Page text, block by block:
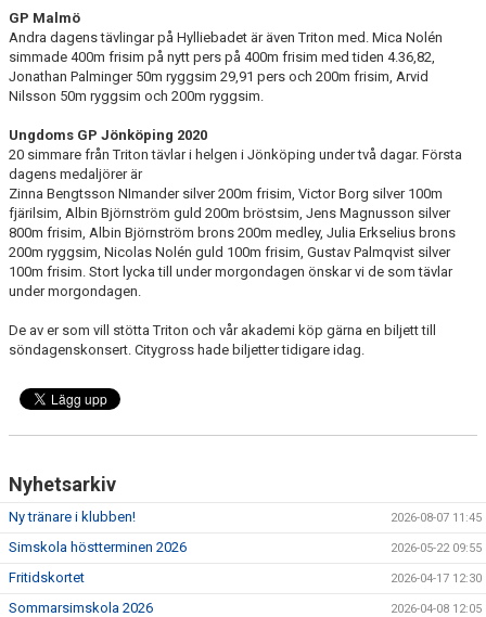
GP Malmö
Andra dagens tävlingar på Hylliebadet är även Triton med. Mica Nolén
simmade 400m frisim på nytt pers på 400m frisim med tiden 4.36,82,
Jonathan Palminger 50m ryggsim 29,91 pers och 200m frisim, Arvid
Nilsson 50m ryggsim och 200m ryggsim.
Ungdoms GP Jönköping 2020
20 simmare från Triton tävlar i helgen i Jönköping under två dagar. Första
dagens medaljörer är
Zinna Bengtsson NImander silver 200m frisim, Victor Borg silver 100m
fjärilsim, Albin Björnström guld 200m bröstsim, Jens Magnusson silver
800m frisim, Albin Björnström brons 200m medley, Julia Erkselius brons
200m ryggsim, Nicolas Nolén guld 100m frisim, Gustav Palmqvist silver
100m frisim. Stort lycka till under morgondagen önskar vi de som tävlar
under morgondagen.
De av er som vill stötta Triton och vår akademi köp gärna en biljett till
söndagenskonsert. Citygross hade biljetter tidigare idag.
Nyhetsarkiv
Ny tränare i klubben! 2026-08-07 11:45
Simskola höstterminen 2026 2026-05-22 09:55
Fritidskortet 2026-04-17 12:30
Sommarsimskola 2026 2026-04-08 12:05